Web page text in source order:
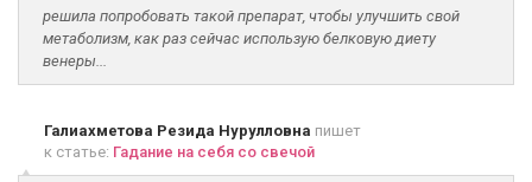
решила попробовать такой препарат, чтобы улучшить свой
метаболизм, как раз сейчас использую белковую диету
венеры...
Галиахметова Резида Нурулловна пишет
к статье: Гадание на себя со свечой